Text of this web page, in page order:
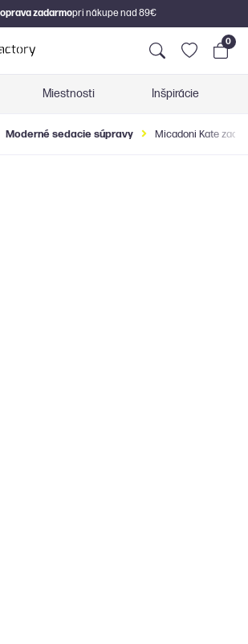
zadarmopri nákupe nad 89€
0
Miestnosti Inšpirácie
Moderné sedacie súpravy Micadoni Kate